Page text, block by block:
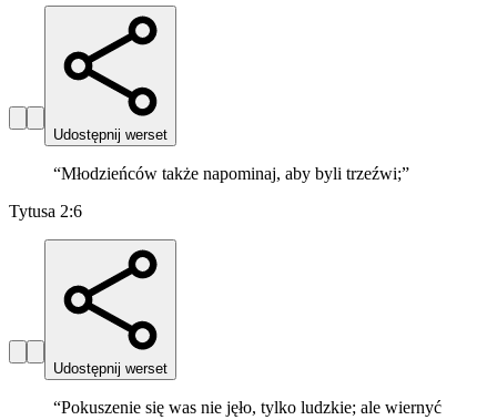
Udostępnij werset
“Młodzieńców także napominaj, aby byli trzeźwi;”
Tytusa 2:6
Udostępnij werset
“Pokuszenie się was nie jęło, tylko ludzkie; ale wiernyć